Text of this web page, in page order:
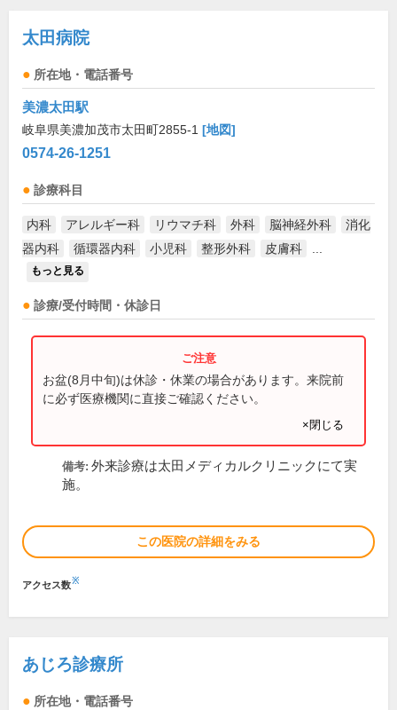
太田病院
所在地・電話番号
美濃太田駅
岐阜県美濃加茂市太田町2855-1 [地図]
0574-26-1251
診療科目
内科 アレルギー科 リウマチ科 外科 脳神経外科
消化
器内科
循環器内科 小児科 整形外科 皮膚科
もっと見る
診療/受付時間・休診日
お盆(8月中旬)は休診・休業の場合があります。来院前
に必ず医療機関に直接ご確認ください。
×閉じる
備考: 外来診療は太田メディカルクリニックにて実
施。
この医院の詳細をみる
アクセス数※
あじろ診療所
所在地・電話番号